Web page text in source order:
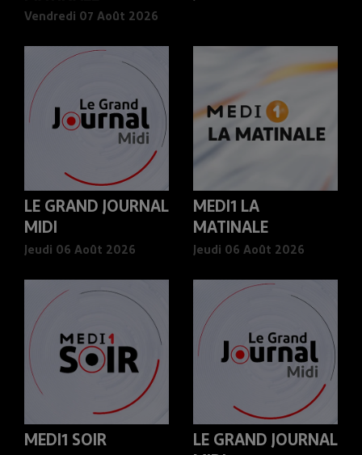
Vendredi 07 Août 2026
LE GRAND JOURNAL
MIDI
Jeudi 06 Août 2026
MEDI1 LA
MATINALE
Jeudi 06 Août 2026
MEDI1 SOIR
LE GRAND JOURNAL